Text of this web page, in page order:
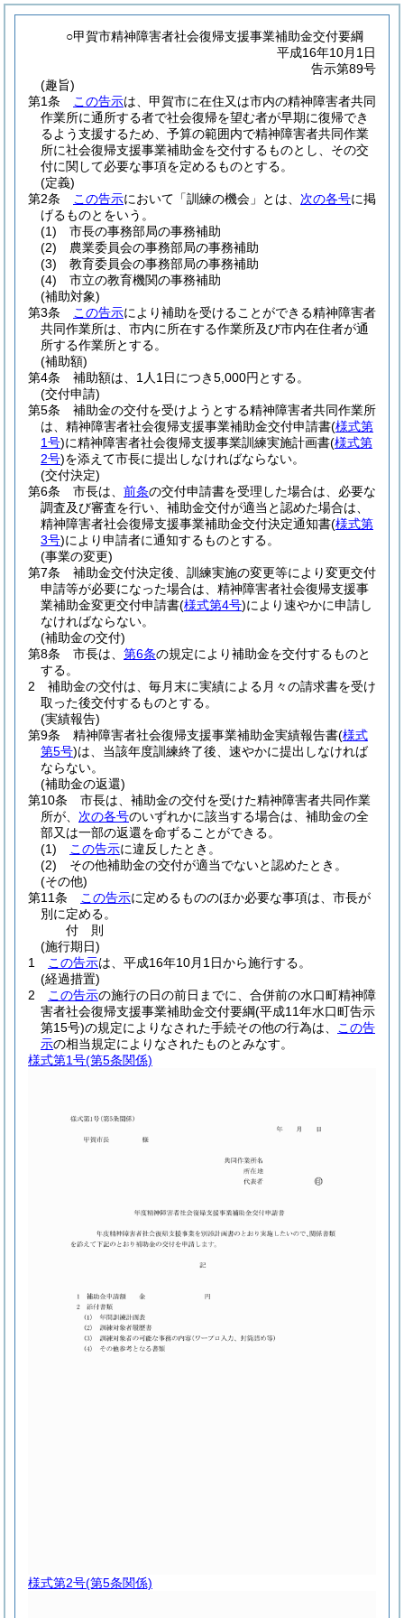
○甲賀市精神障害者社会復帰支援事業補助金交付要綱
平成16年10月1日
告示第89号
(趣旨)
第1条
この告示は、甲賀市に在住又は市内の精神障害者共同
作業所に通所する者で社会復帰を望む者が早期に復帰でき
るよう支援するため、予算の範囲内で精神障害者共同作業
所に社会復帰支援事業補助金を交付するものとし、その交
付に関して必要な事項を定めるものとする。
(定義)
第2条
この告示において「訓練の機会」とは、 次の各号に掲
げるものとをいう。
(1)
市長の事務部局の事務補助
(2)
農業委員会の事務部局の事務補助
(3)
教育委員会の事務部局の事務補助
(4)
市立の教育機関の事務補助
(補助対象)
第3条
この告示により補助を受けることができる精神障害者
共同作業所は、市内に所在する作業所及び市内在住者が通
所する作業所とする。
(補助額)
第4条
補助額は、1人1日につき5,000円とする。
(交付申請)
第5条
補助金の交付を受けようとする精神障害者共同作業所
は、精神障害者社会復帰支援事業補助金交付申請書(様式第
1号)に精神障害者社会復帰支援事業訓練実施計画書(様式第
2号)を添えて市長に提出しなければならない。
(交付決定)
第6条
市長は、 前条の交付申請書を受理した場合は、必要な
調査及び審査を行い、補助金交付が適当と認めた場合は、
精神障害者社会復帰支援事業補助金交付決定通知書(様式第
3号)により申請者に通知するものとする。
(事業の変更)
第7条
補助金交付決定後、訓練実施の変更等により変更交付
申請等が必要になった場合は、精神障害者社会復帰支援事
業補助金変更交付申請書(様式第4号)により速やかに申請し
なければならない。
(補助金の交付)
第8条
市長は、 第6条の規定により補助金を交付するものと
する。
2
補助金の交付は、毎月末に実績による月々の請求書を受け
取った後交付するものとする。
(実績報告)
第9条
精神障害者社会復帰支援事業補助金実績報告書(様式
第5号)は、当該年度訓練終了後、速やかに提出しなければ
ならない。
(補助金の返還)
第10条
市長は、補助金の交付を受けた精神障害者共同作業
所が、 次の各号のいずれかに該当する場合は、補助金の全
部又は一部の返還を命ずることができる。
(1)
この告示に違反したとき。
(2)
その他補助金の交付が適当でないと認めたとき。
(その他)
第11条
この告示に定めるもののほか必要な事項は、市長が
別に定める。
付 則
(施行期日)
1
この告示は、平成16年10月1日から施行する。
(経過措置)
2
この告示の施行の日の前日までに、合併前の水口町精神障
害者社会復帰支援事業補助金交付要綱(平成11年水口町告示
第15号)の規定によりなされた手続その他の行為は、
この告
示の相当規定によりなされたものとみなす。
様式第1号(第5条関係)
様式第2号(第5条関係)